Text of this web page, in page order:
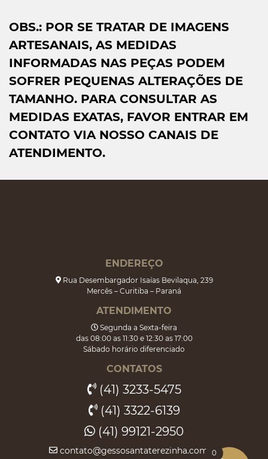
OBS.: POR SE TRATAR DE IMAGENS
ARTESANAIS, AS MEDIDAS
INFORMADAS NAS PEÇAS PODEM
SOFRER PEQUENAS ALTERAÇÕES DE
TAMANHO. PARA CONSULTAR AS
MEDIDAS EXATAS, FAVOR ENTRAR EM
CONTATO VIA NOSSO CANAIS DE
ATENDIMENTO.
ENDEREÇO
Rua Desembargador Isaías Bevilaqua, 239
Mercês – Curitiba – Paraná
ATENDIMENTO
Segunda a Sexta-feira
das 08:00 as 11:30 e 12:30 as 17:00
Sábado horário diferenciado
CONTATOS
(41) 3233-5475
(41) 3322-6139
(41) 99121-2950
contato@gessosantaterezinha.com.br
0